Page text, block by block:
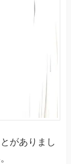
がありまし